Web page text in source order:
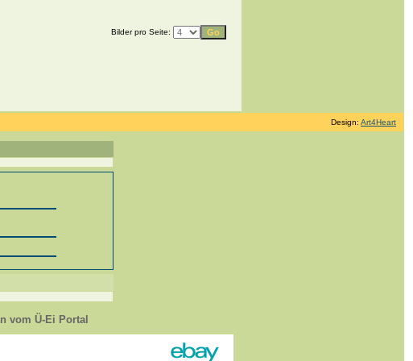
Bilder pro Seite:
Design: Art4Heart
vom Ü-Ei Portal